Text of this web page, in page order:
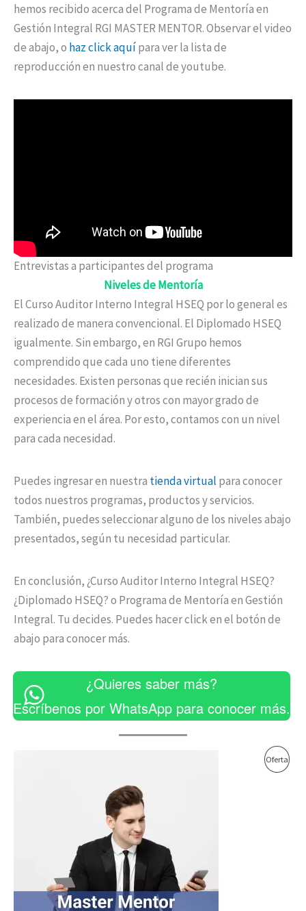
hemos recibido acerca del Programa de Mentoría en
Gestión Integral RGI MASTER MENTOR. Observar el video
de abajo, o haz click aquípara ver la lista de
reproducción en nuestro canal de youtube.
Entrevistas a participantes del programa
Niveles de Mentoría
El Curso Auditor Interno Integral HSEQ por lo general es
realizado de manera convencional. El Diplomado HSEQ
igualmente. Sin embargo, en RGI Grupo hemos
comprendido que cada uno tiene diferentes
necesidades. Existen personas que recién inician sus
procesos de formación y otros con mayor grado de
experiencia en el área. Por esto, contamos con un nivel
para cada necesidad.
Puedes ingresar en nuestra tienda virtual para conocer
todos nuestros programas, productos y servicios.
También, puedes seleccionar alguno de los niveles abajo
presentados, según tu necesidad particular.
En conclusión, ¿Curso Auditor Interno Integral HSEQ?
¿Diplomado HSEQ? o Programa de Mentoría en Gestión
Integral. Tu decides. Puedes hacer click en el botón de
abajo para conocer más.
¿Quieres saber más?
Escríbenos por WhatsApp para conocer más.
Oferta